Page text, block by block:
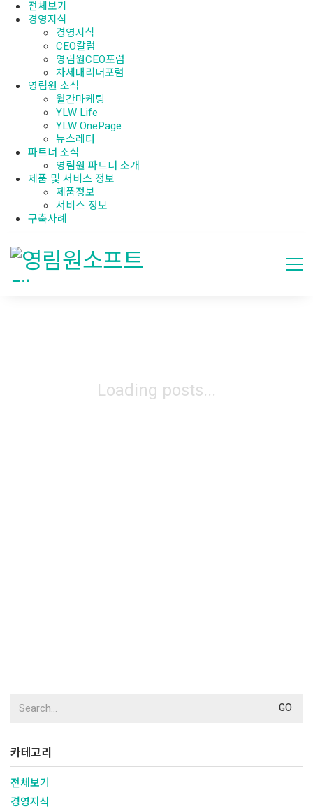
전체보기
경영지식
경영지식
CEO칼럼
영림원CEO포럼
차세대리더포럼
영림원 소식
월간마케팅
YLW Life
YLW OnePage
뉴스레터
파트너 소식
영림원 파트너 소개
제품 및 서비스 정보
제품정보
서비스 정보
구축사례
Loading posts...
for:
카테고리
전체보기
경영지식